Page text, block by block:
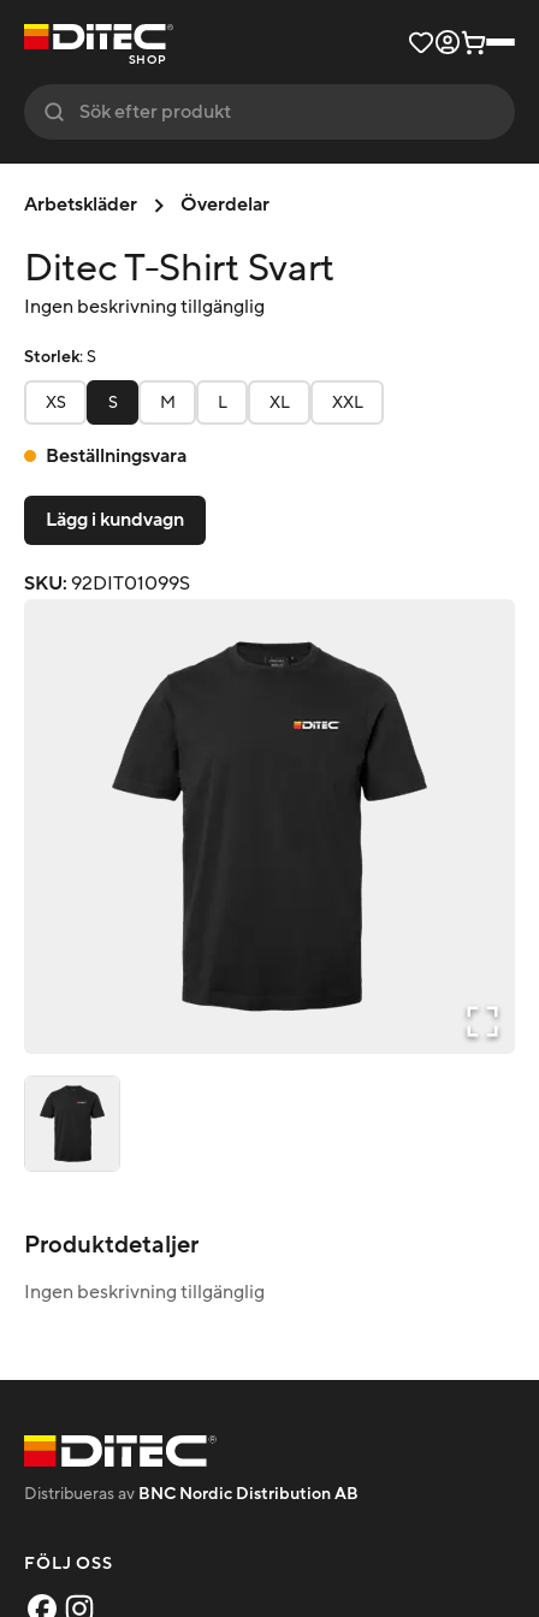
SHOP
Arbetskläder Överdelar
Ditec T-Shirt Svart
Ingen beskrivning tillgänglig
Storlek:S
XS S M L XL XXL
Beställningsvara
Lägg i kundvagn
SKU: 92DIT01099S
Produktdetaljer
Ingen beskrivning tillgänglig
Distribueras av BNC Nordic Distribution AB
FÖLJ OSS